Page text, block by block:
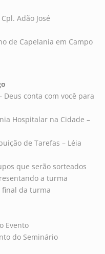
Adão José
de Capelania em Campo
Deus conta com você para
Hospitalar na Cidade –
de Tarefas – Léia
que serão sorteados
a turma
final da turma
Evento
do Seminário